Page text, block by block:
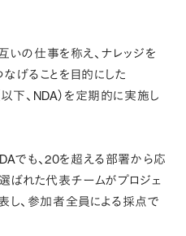
いの仕事を称え、ナレッジを
げることを目的にした
下、NDA）を定期的に実施し
でも、20を超える部署から応
ばれた代表チームがプロジェ
し、参加者全員による採点で